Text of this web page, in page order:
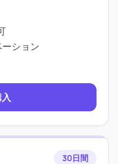
ション
30日間